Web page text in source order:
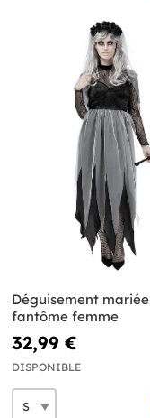
Déguisement mariée
fantôme femme
32,99 €
DISPONIBLE